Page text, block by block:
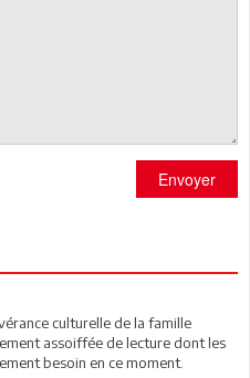
Envoyer
culturelle de la famille
assoiffée de lecture dont les
besoin en ce moment.